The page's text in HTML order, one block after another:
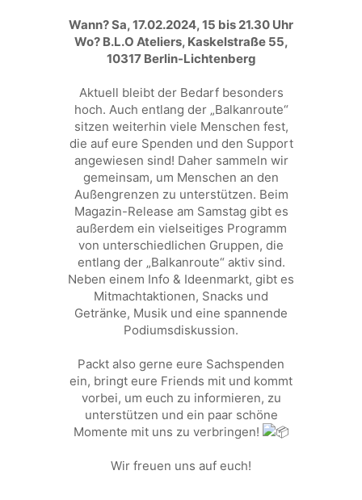
Wann? Sa, 17.02.2024, 15 bis 21.30 Uhr
Wo? B.L.O Ateliers, Kaskelstraße 55,
10317 Berlin-Lichtenberg
Aktuell bleibt der Bedarf besonders
hoch. Auch entlang der „Balkanroute“
sitzen weiterhin viele Menschen fest,
die auf eure Spenden und den Support
angewiesen sind! Daher sammeln wir
gemeinsam, um Menschen an den
Außengrenzen zu unterstützen. Beim
Magazin-Release am Samstag gibt es
außerdem ein vielseitiges Programm
von unterschiedlichen Gruppen, die
entlang der „Balkanroute“ aktiv sind.
Neben einem Info & Ideenmarkt, gibt es
Mitmachtaktionen, Snacks und
Getränke, Musik und eine spannende
Podiumsdiskussion.
Packt also gerne eure Sachspenden
ein, bringt eure Friends mit und kommt
vorbei, um euch zu informieren, zu
unterstützen und ein paar schöne
Momente mit uns zu verbringen!
Wir freuen uns auf euch!